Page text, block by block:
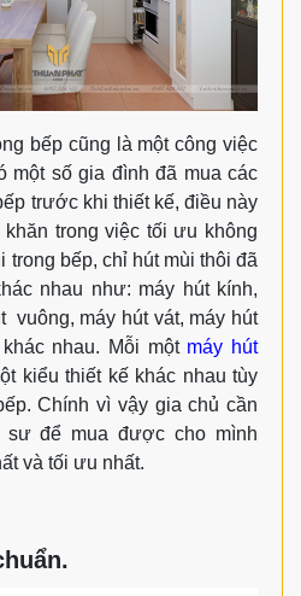
bếp cũng là một công việc
một số gia đình đã mua các
trước khi thiết kế, điều này
trong việc tối ưu không
trong bếp, chỉ hút mùi thôi đã
nhau như: máy hút kính,
vuông, máy hút vát, máy hút
nhau. Mỗi một máy hút
kiểu thiết kế khác nhau tùy
Chính vì vậy gia chủ cần
để mua được cho mình
và tối ưu nhất.